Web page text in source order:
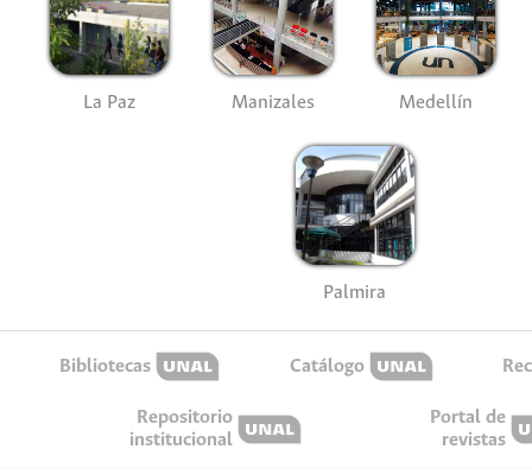
La Paz Manizales Medellín
Palmira
Bibliotecas Catálogo
Repositorio
institucional
Portal de
revistas